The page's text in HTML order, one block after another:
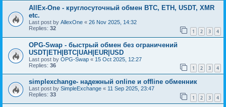
AllEx-One - круглосуточный обмен BTC, ETH, USDT, XMR
etc.
Last post by AllexOne « 26 Nov 2025, 14:32
Replies: 32 1 2 3 4
OPG-Swap - быстрый обмен без ограничений
USDT|ETH|BTC|UAH|EUR|USD
Last post by OPG-Swap « 15 Oct 2025, 12:27
Replies: 36 1 2 3 4
simplexchange- надежный online и offline обменник
Last post by SimpleExchange « 11 Sep 2025, 23:47
Replies: 33 1 2 3 4